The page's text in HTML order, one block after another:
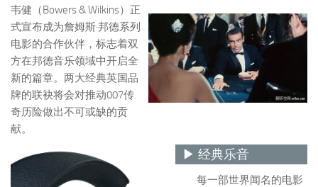
韦健（Bowers & Wilkins）正
式宣布成为詹姆斯·邦德系列
电影的合作伙伴，标志着双
方在邦德音乐领域中开启全
新的篇章。两大经典英国品
牌的联袂将会对推动007传
奇历险做出不可或缺的贡
献。
▶ 经典乐音
每一部世界闻名的电影